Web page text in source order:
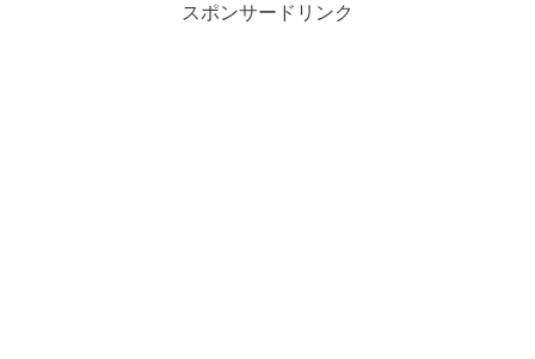
スポンサードリンク